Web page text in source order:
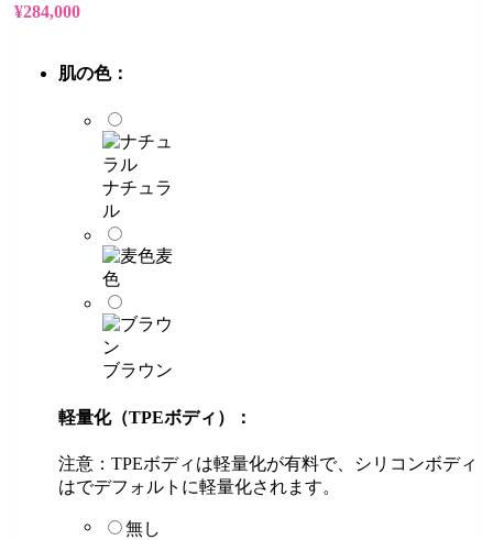
¥284,000
肌の色：
ナチュラ
ル
麦
色
ブラウン
軽量化（TPEボディ）：
注意：TPEボディは軽量化が有料で、シリコンボディ
はでデフォルトに軽量化されます。
無し